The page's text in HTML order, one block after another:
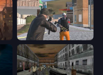
Gangsters Squad